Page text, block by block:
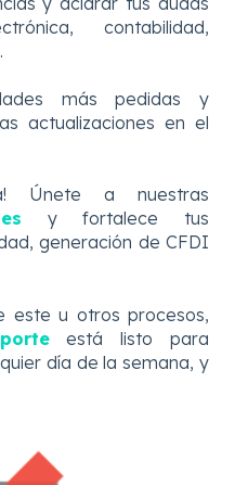
contabilidad,
más pedidas y
actualizaciones en el
Únete a nuestras
y fortalece tus
generación de CFDI
este u otros procesos,
está listo para
día de la semana, y